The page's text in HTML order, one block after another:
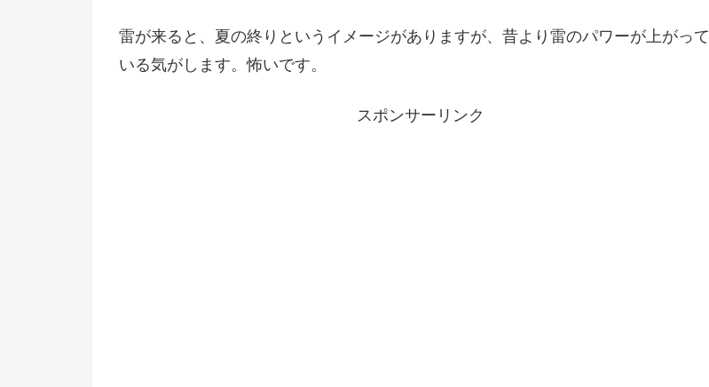
雷が来ると、夏の終りというイメージがありますが、昔より雷のパワーが上がって
いる気がします。怖いです。
スポンサーリンク